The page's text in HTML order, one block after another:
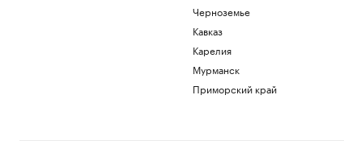
Черноземье
Кавказ
Карелия
Мурманск
Приморский край